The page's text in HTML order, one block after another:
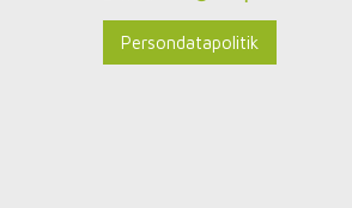
Persondatapolitik